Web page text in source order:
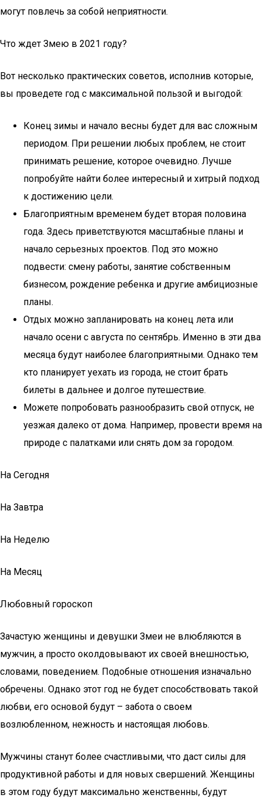
могут повлечь за собой неприятности.
Что ждет Змею в 2021 году?
Вот несколько практических советов, исполнив которые,
вы проведете год с максимальной пользой и выгодой:
Конец зимы и начало весны будет для вас сложным
периодом. При решении любых проблем, не стоит
принимать решение, которое очевидно. Лучше
попробуйте найти более интересный и хитрый подход
к достижению цели.
Благоприятным временем будет вторая половина
года. Здесь приветствуются масштабные планы и
начало серьезных проектов. Под это можно
подвести: смену работы, занятие собственным
бизнесом, рождение ребенка и другие амбициозные
планы.
Отдых можно запланировать на конец лета или
начало осени с августа по сентябрь. Именно в эти два
месяца будут наиболее благоприятными. Однако тем
кто планирует уехать из города, не стоит брать
билеты в дальнее и долгое путешествие.
Можете попробовать разнообразить свой отпуск, не
уезжая далеко от дома. Например, провести время на
природе с палатками или снять дом за городом.
На Сегодня
На Завтра
На Неделю
На Месяц
Любовный гороскоп
Зачастую женщины и девушки Змеи не влюбляются в
мужчин, а просто околдовывают их своей внешностью,
словами, поведением. Подобные отношения изначально
обречены. Однако этот год не будет способствовать такой
любви, его основой будут – забота о своем
возлюбленном, нежность и настоящая любовь.
Мужчины станут более счастливыми, что даст силы для
продуктивной работы и для новых свершений. Женщины
в этом году будут максимально женственны, будут